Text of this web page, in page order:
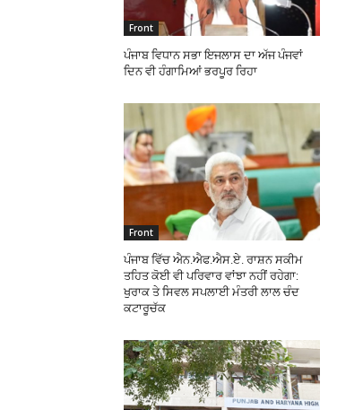
Front
ਪੰਜਾਬ ਵਿਧਾਨ ਸਭਾ ਇਜਲਾਸ ਦਾ ਅੱਜ ਪੰਜਵਾਂ
ਦਿਨ ਵੀ ਹੰਗਾਮਿਆਂ ਭਰਪੂਰ ਰਿਹਾ
Front
ਪੰਜਾਬ ਵਿੱਚ ਐਨ.ਐਫ.ਐਸ.ਏ. ਰਾਸ਼ਨ ਸਕੀਮ
ਤਹਿਤ ਕੋਈ ਵੀ ਪਰਿਵਾਰ ਵਾਂਝਾ ਨਹੀਂ ਰਹੇਗਾ:
ਖੁਰਾਕ ਤੇ ਸਿਵਲ ਸਪਲਾਈ ਮੰਤਰੀ ਲਾਲ ਚੰਦ
ਕਟਾਰੂਚੱਕ